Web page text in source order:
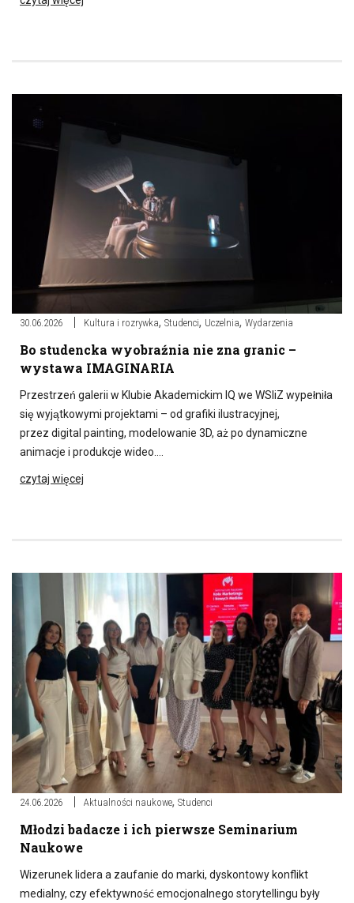
30.06.2026 Kultura i rozrywka, Studenci, Uczelnia, Wydarzenia
Bo studencka wyobraźnia nie zna granic –
wystawa IMAGINARIA
Przestrzeń galerii w Klubie Akademickim IQ we WSIiZ wypełniła
się wyjątkowymi projektami – od grafiki ilustracyjnej,
przez digital painting, modelowanie 3D, aż po dynamiczne
animacje i produkcje wideo….
czytaj więcej
24.06.2026 Aktualności naukowe, Studenci
Młodzi badacze i ich pierwsze Seminarium
Naukowe
Wizerunek lidera a zaufanie do marki, dyskontowy konflikt
medialny, czy efektywność emocjonalnego storytellingu były